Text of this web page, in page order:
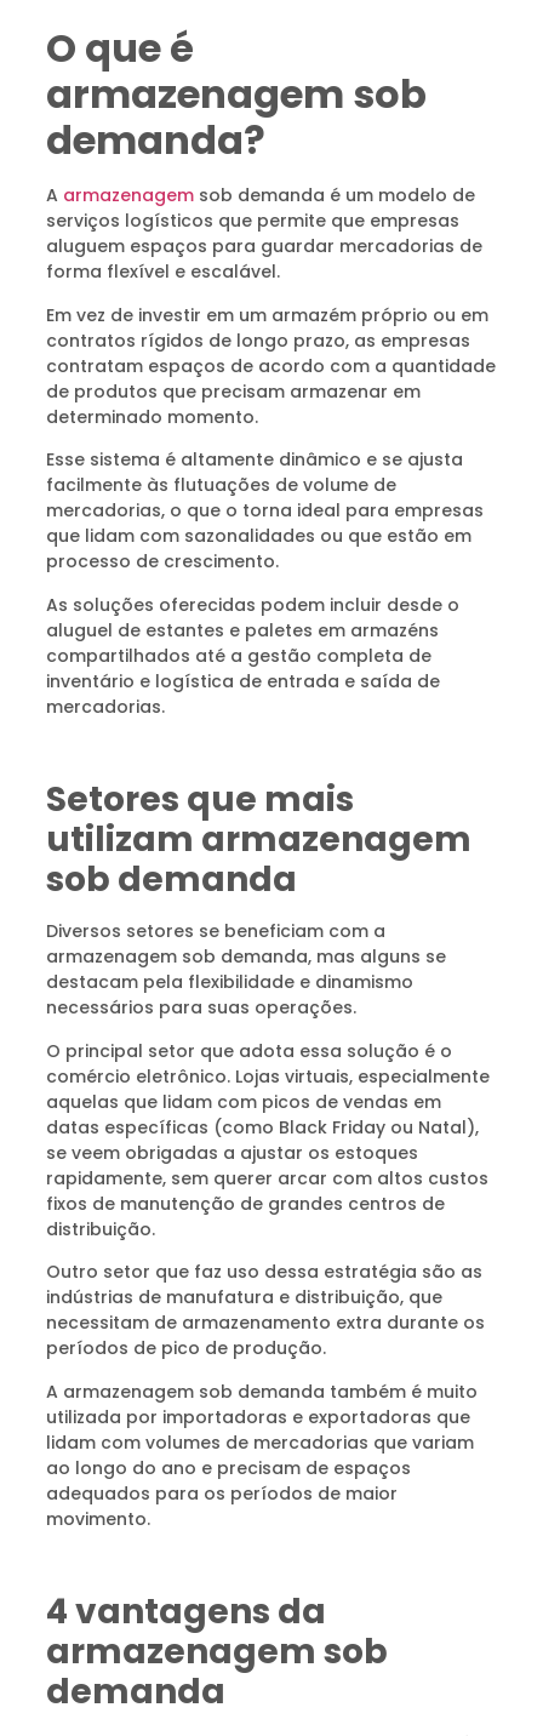
O que é
armazenagem sob
demanda?
A armazenagem sob demanda é um modelo de
serviços logísticos que permite que empresas
aluguem espaços para guardar mercadorias de
forma flexível e escalável.
Em vez de investir em um armazém próprio ou em
contratos rígidos de longo prazo, as empresas
contratam espaços de acordo com a quantidade
de produtos que precisam armazenar em
determinado momento.
Esse sistema é altamente dinâmico e se ajusta
facilmente às flutuações de volume de
mercadorias, o que o torna ideal para empresas
que lidam com sazonalidades ou que estão em
processo de crescimento.
As soluções oferecidas podem incluir desde o
aluguel de estantes e paletes em armazéns
compartilhados até a gestão completa de
inventário e logística de entrada e saída de
mercadorias.
Setores que mais
utilizam armazenagem
sob demanda
Diversos setores se beneficiam com a
armazenagem sob demanda, mas alguns se
destacam pela flexibilidade e dinamismo
necessários para suas operações.
O principal setor que adota essa solução é o
comércio eletrônico. Lojas virtuais, especialmente
aquelas que lidam com picos de vendas em
datas específicas (como Black Friday ou Natal),
se veem obrigadas a ajustar os estoques
rapidamente, sem querer arcar com altos custos
fixos de manutenção de grandes centros de
distribuição.
Outro setor que faz uso dessa estratégia são as
indústrias de manufatura e distribuição, que
necessitam de armazenamento extra durante os
períodos de pico de produção.
A armazenagem sob demanda também é muito
utilizada por importadoras e exportadoras que
lidam com volumes de mercadorias que variam
ao longo do ano e precisam de espaços
adequados para os períodos de maior
movimento.
4 vantagens da
armazenagem sob
demanda